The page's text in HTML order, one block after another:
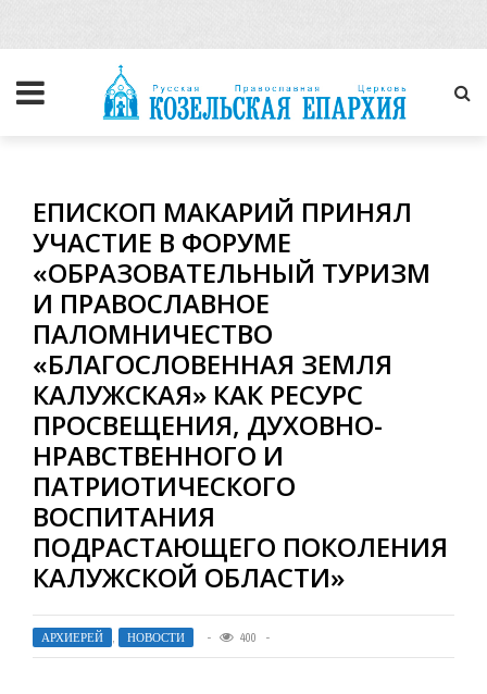
ЕПИСКОП МАКАРИЙ ПРИНЯЛ
УЧАСТИЕ В ФОРУМЕ
«ОБРАЗОВАТЕЛЬНЫЙ ТУРИЗМ
И ПРАВОСЛАВНОЕ
ПАЛОМНИЧЕСТВО
«БЛАГОСЛОВЕННАЯ ЗЕМЛЯ
КАЛУЖСКАЯ» КАК РЕСУРС
ПРОСВЕЩЕНИЯ, ДУХОВНО-
НРАВСТВЕННОГО И
ПАТРИОТИЧЕСКОГО
ВОСПИТАНИЯ
ПОДРАСТАЮЩЕГО ПОКОЛЕНИЯ
КАЛУЖСКОЙ ОБЛАСТИ»
АРХИЕРЕЙ , НОВОСТИ 400